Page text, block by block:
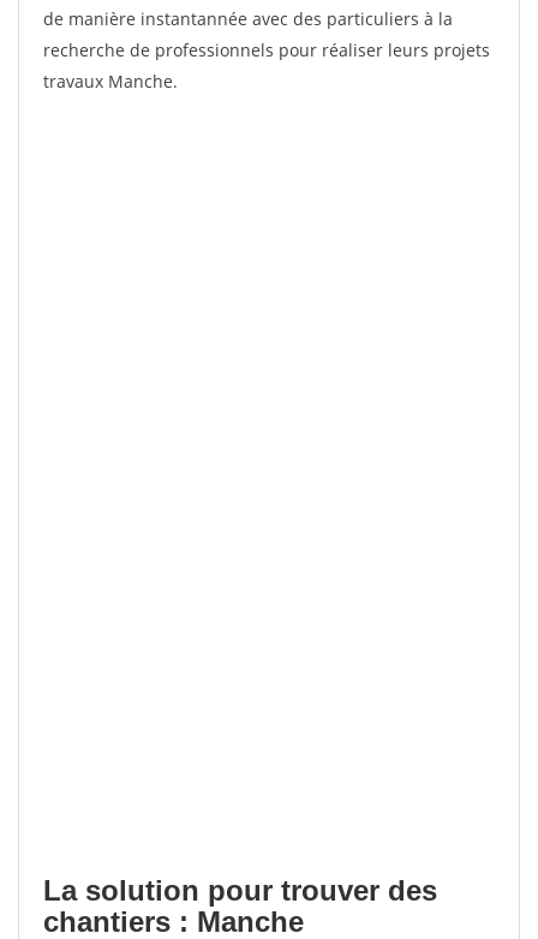
de manière instantannée avec des particuliers à la
recherche de professionnels pour réaliser leurs projets
travaux Manche.
La solution pour trouver des
chantiers : Manche